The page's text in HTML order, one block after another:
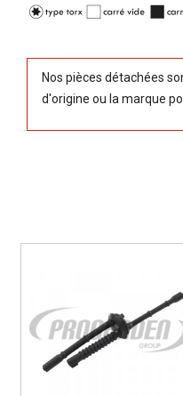
Nos pièces détachées
d'origine ou la marque